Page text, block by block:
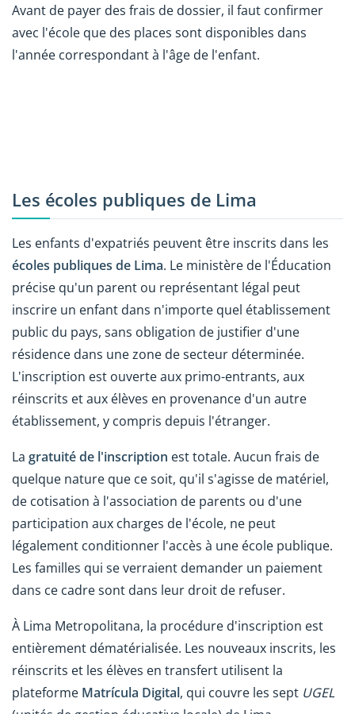
Avant de payer des frais de dossier, il faut confirmer
avec l'école que des places sont disponibles dans
l'année correspondant à l'âge de l'enfant.
Les écoles publiques de Lima
Les enfants d'expatriés peuvent être inscrits dans les
écoles publiques de Lima. Le ministère de l'Éducation
précise qu'un parent ou représentant légal peut
inscrire un enfant dans n'importe quel établissement
public du pays, sans obligation de justifier d'une
résidence dans une zone de secteur déterminée.
L'inscription est ouverte aux primo-entrants, aux
réinscrits et aux élèves en provenance d'un autre
établissement, y compris depuis l'étranger.
La gratuité de l'inscription est totale. Aucun frais de
quelque nature que ce soit, qu'il s'agisse de matériel,
de cotisation à l'association de parents ou d'une
participation aux charges de l'école, ne peut
légalement conditionner l'accès à une école publique.
Les familles qui se verraient demander un paiement
dans ce cadre sont dans leur droit de refuser.
À Lima Metropolitana, la procédure d'inscription est
entièrement dématérialisée. Les nouveaux inscrits, les
réinscrits et les élèves en transfert utilisent la
plateforme Matrícula Digital, qui couvre les sept UGEL